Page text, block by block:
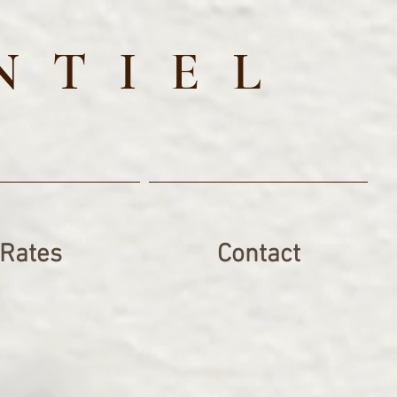
Rates Contact